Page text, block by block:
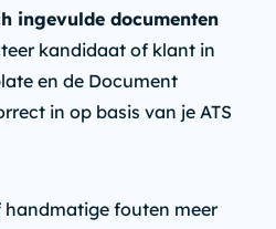
ingevulde documenten
kandidaat of klant in
en de Document
in op basis van je ATS
handmatige fouten meer